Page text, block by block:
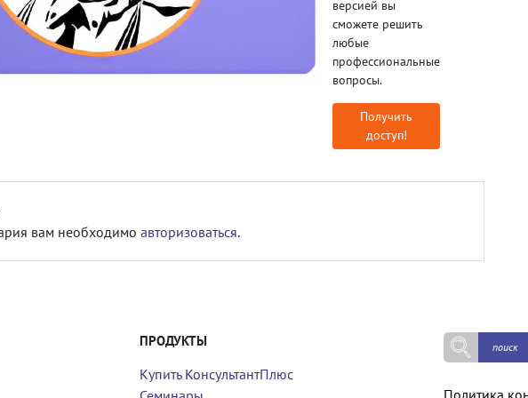
версией вы
сможете решить
любые
профессиональные
вопросы.
Получить
доступ!
вам необходимо авторизоваться.
ПРОДУКТЫ
Купить КонсультантПлюс
Политика